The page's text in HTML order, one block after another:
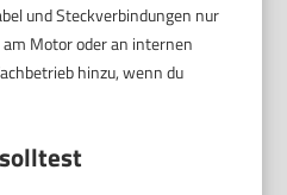
und Steckverbindungen nur
Motor oder an internen
hinzu, wenn du